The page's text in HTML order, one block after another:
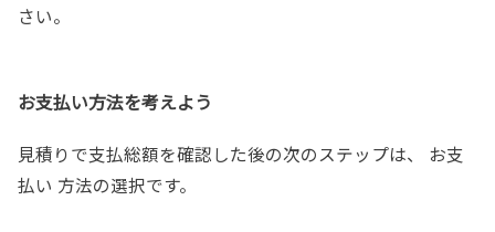
さい。
お支払い方法を考えよう
見積りで支払総額を確認した後の次のステップは、 お支
払い 方法の選択です。